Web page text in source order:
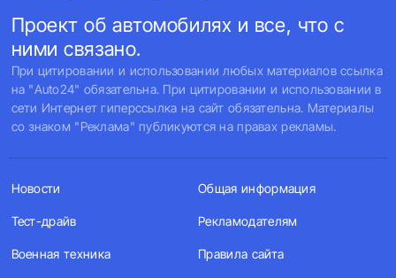
Проект об автомобилях и все, что с
ними связано.
При цитировании и использовании любых материалов ссылка
на "Auto24" обязательна. При цитировании и использовании в
сети Интернет гиперссылка на сайт обязательна. Материалы
со знаком "Реклама" публикуются на правах рекламы.
Новости
Тест-драйв
Военная техника
Общая информация
Рекламодателям
Правила сайта